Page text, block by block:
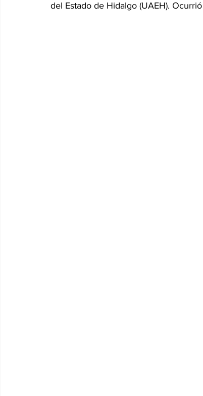
del Estado de Hidalgo (UAEH).